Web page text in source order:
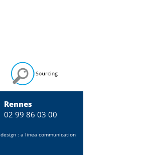
Rennes
02 99 86 03 00
: a linea communication